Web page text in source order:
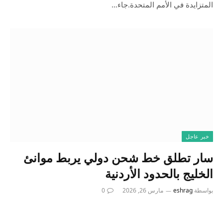
المتزايدة في الأمم المتحدة.جاء…
خبر عاجل
سار تطلق خط شحن دولي يربط موانئ
الخليج بالحدود الأردنية
بواسطة eshrag مارس 26, 2026 0